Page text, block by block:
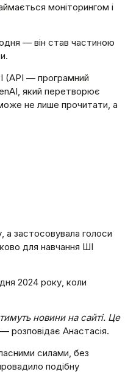
моніторингом і
— він став частиною
(API — програмний
який перетворює
не лише прочитати, а
а застосовувала голоси
для навчання ШІ
2024 року, коли
новини на сайті. Це
розповідає Анастасія.
силами, без
подібну